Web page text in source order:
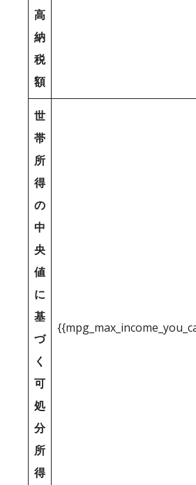
高
納
税
額
世
帯
所
得
の
中
央
値
に
基
づ
く
可
処
分
所
得